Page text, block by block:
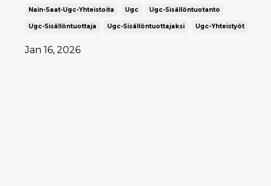
Nain-Saat-Ugc-Yhteistoita Ugc Ugc-Sisällöntuotanto
Ugc-Sisällöntuottaja Ugc-Sisällöntuottajaksi Ugc-Yhteistyöt
Jan 16, 2026